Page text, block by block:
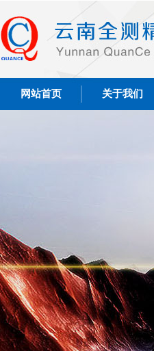
网站首页 关于我们